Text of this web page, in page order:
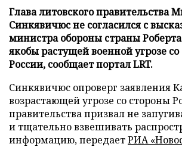
Глава литовского правительства
Синкявичюс не согласился с
министра обороны страны
якобы растущей военной угрозе
России, сообщает портал LRT.
Синкявичюс опроверг заявления
возрастающей угрозе со стороны
правительства призвал не
и тщательно взвешивать
информацию, передаетРИА